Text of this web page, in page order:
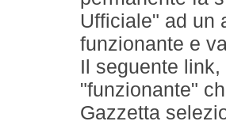
Ufficiale" ad un
funzionante e
Il seguente
"funzionante"
Gazzetta